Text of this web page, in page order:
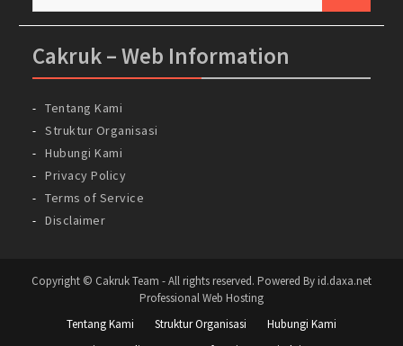
Cakruk – Web Information
Tentang Kami
Struktur Organisasi
Hubungi Kami
Privacy Policy
Terms of Service
Disclaimer
Copyright © Cakruk Team - All rights reserved. Powered By id.daxa.net
Professional Web Hosting
Tentang Kami
Struktur Organisasi
Hubungi Kami